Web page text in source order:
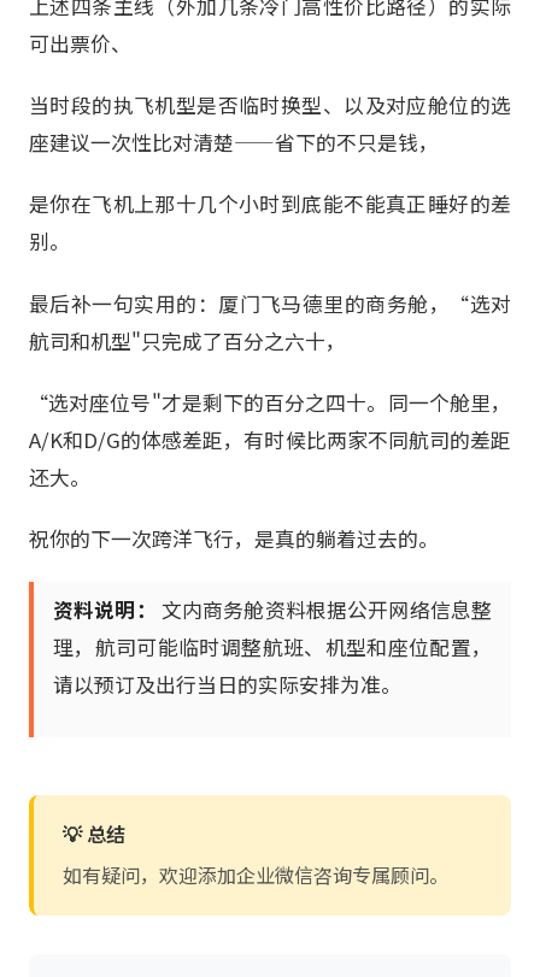
上述四条主线（外加几条冷门高性价比路径）的实际
可出票价、
当时段的执飞机型是否临时换型、以及对应舱位的选
座建议一次性比对清楚——省下的不只是钱，
是你在飞机上那十几个小时到底能不能真正睡好的差
别。
最后补一句实用的：厦门飞马德里的商务舱，“选对
航司和机型"只完成了百分之六十，
“选对座位号"才是剩下的百分之四十。同一个舱里，
A/K和D/G的体感差距，有时候比两家不同航司的差距
还大。
祝你的下一次跨洋飞行，是真的躺着过去的。
资料说明：
文内商务舱资料根据公开网络信息整
理，航司可能临时调整航班、机型和座位配置，
请以预订及出行当日的实际安排为准。
💡 总结
如有疑问，欢迎添加企业微信咨询专属顾问。